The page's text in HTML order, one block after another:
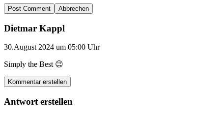
Abbrechen
Dietmar Kappl
30.August 2024 um 05:00 Uhr
Simply the Best 😉
Kommentar erstellen
Antwort erstellen